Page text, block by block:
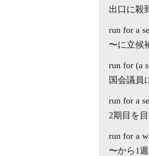
出口に殺
run for a
〜に立候
run for (a
国会議員
run for a
2期目を
run for a
〜から1